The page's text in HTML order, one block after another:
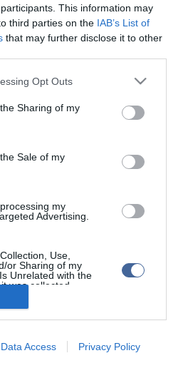
This information may
third parties on the IAB’s List of
that may further disclose it to other
app uses one or more Google
usage behaviour. You may click to
and its third-party tags to
purposes in below Google
Opt Outs
Sharing of my
Sale of my
my
Advertising.
Use,
or Sharing of my
Unrelated with the
was collected.
to enable storage
Data Access Privacy Policy
az ausztrálok felett
ellen is győztek egy góllal, s bár
szemben, végül 10-8-ra
képviselői vettek részt.
is játszhat
CMS, DMS rendszer:© PortalWare, 2017
Magnum IT Kft.